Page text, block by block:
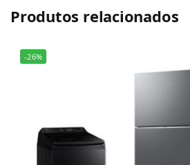
Produtos relacionados
-26%